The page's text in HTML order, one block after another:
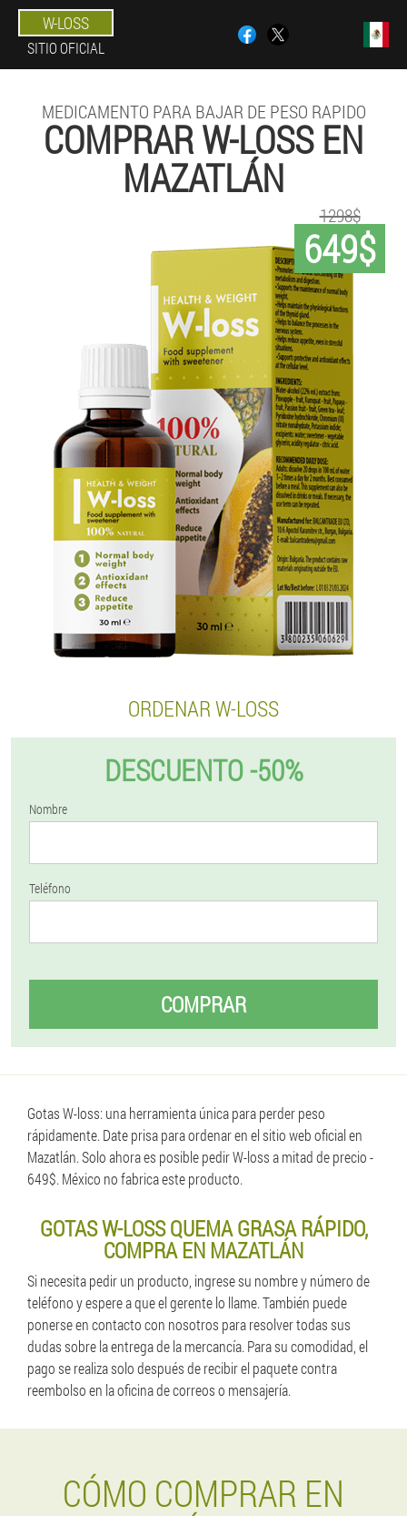
W-LOSS
SITIO OFICIAL
MEDICAMENTO PARA BAJAR DE PESO RAPIDO
COMPRAR W-LOSS EN
MAZATLÁN
649$
1298$
ORDENAR W-LOSS
DESCUENTO -50%
Nombre
Teléfono
COMPRAR
Gotas W-loss: una herramienta única para perder peso
rápidamente. Date prisa para ordenar en el sitio web oficial en
Mazatlán. Solo ahora es posible pedir W-loss a mitad de precio -
649$. México no fabrica este producto.
GOTAS W-LOSS QUEMA GRASA RÁPIDO,
COMPRA EN MAZATLÁN
Si necesita pedir un producto, ingrese su nombre y número de
teléfono y espere a que el gerente lo llame. También puede
ponerse en contacto con nosotros para resolver todas sus
dudas sobre la entrega de la mercancía. Para su comodidad, el
pago se realiza solo después de recibir el paquete contra
reembolso en la oficina de correos o mensajería.
CÓMO COMPRAR EN